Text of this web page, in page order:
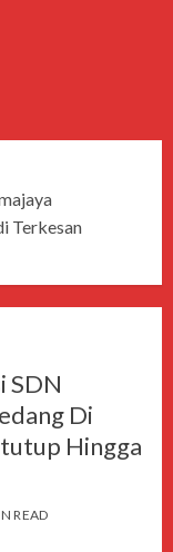
Terkesan
SDN
Di
Hingga
READ